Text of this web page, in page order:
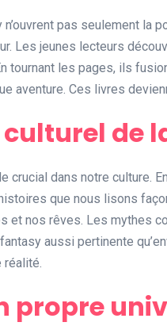
pas seulement la
Les jeunes lecteurs
tournant les pages, ils
aventure. Ces livres
culturel de
crucial dans notre culture.
que nous lisons
et nos rêves. Les mythes
aussi pertinente
réalité.
propre